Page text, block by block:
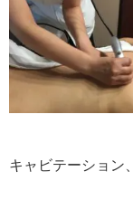
キャビテーション、